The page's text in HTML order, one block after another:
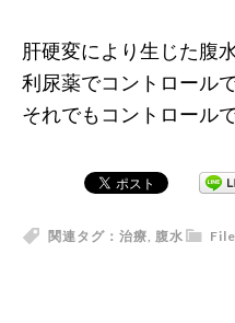
肝硬変により生じた腹
利尿薬でコントロール
それでもコントロール
関連タグ： 治療, 腹水